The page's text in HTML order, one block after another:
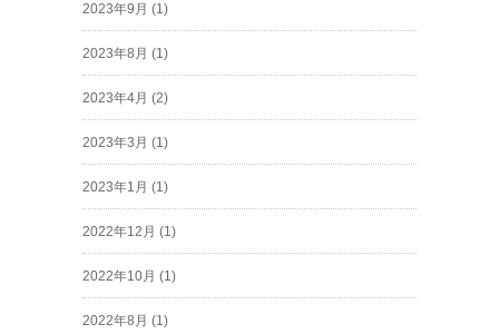
2023年9月 (1)
2023年8月 (1)
2023年4月 (2)
2023年3月 (1)
2023年1月 (1)
2022年12月 (1)
2022年10月 (1)
2022年8月 (1)